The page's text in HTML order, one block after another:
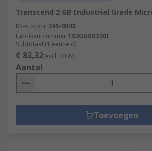
Transcend 2 GB Industrial Grade
RS-stocknr. 245-0043
Fabrikantnummer TS2GUSD220I
Subtotaal (1 eenheid)
€ 83,32(excl. BTW)
Aantal
Toevoegen